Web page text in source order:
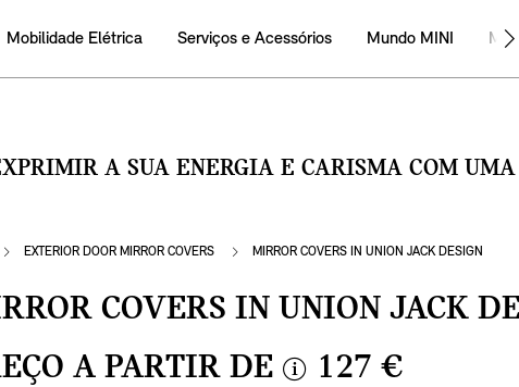
Mobilidade Elétrica Serviços e Acessórios Mundo MINI
A SUA ENERGIA E CARISMA COM
EXTERIOR DOOR MIRROR COVERS MIRROR COVERS IN UNION JACK DESIGN
COVERS IN UNION JACK
A PARTIR DE
127 €